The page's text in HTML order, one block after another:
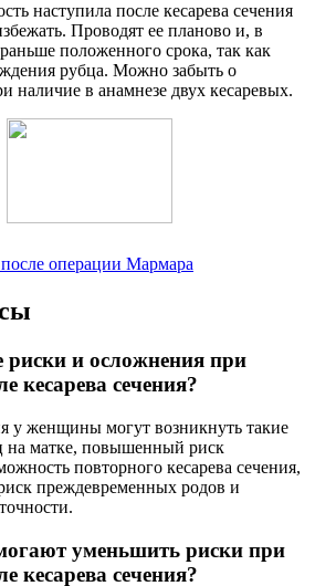
наступила после кесарева сечения
Проводят ее планово и, в
положенного срока, так как
рубца. Можно забыть о
наличие в анамнезе двух кесаревых.
операции Мармара
и осложнения при
кесарева сечения?
у женщины могут возникнуть такие
на матке, повышенный риск
повторного кесарева сечения,
преждевременных родов и
уменьшить риски при
кесарева сечения?